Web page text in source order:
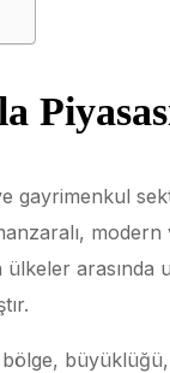
gayrimenkul
ülkeler